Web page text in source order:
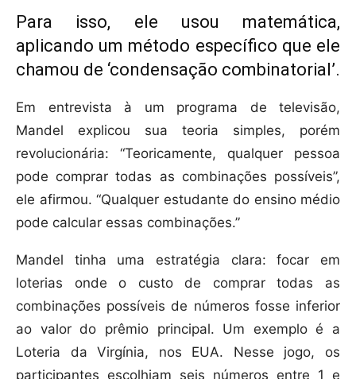
Para isso, ele usou matemática,
aplicando um método específico que ele
chamou de ‘condensação combinatorial’.
Em entrevista à um programa de televisão,
Mandel explicou sua teoria simples, porém
revolucionária: “Teoricamente, qualquer pessoa
pode comprar todas as combinações possíveis”,
ele afirmou. “Qualquer estudante do ensino médio
pode calcular essas combinações.”
Mandel tinha uma estratégia clara: focar em
loterias onde o custo de comprar todas as
combinações possíveis de números fosse inferior
ao valor do prêmio principal. Um exemplo é a
Loteria da Virgínia, nos EUA. Nesse jogo, os
participantes escolhiam seis números entre 1 e